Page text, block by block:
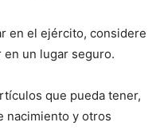
en el ejército, considere
un lugar seguro.
que pueda tener,
nacimiento y otros